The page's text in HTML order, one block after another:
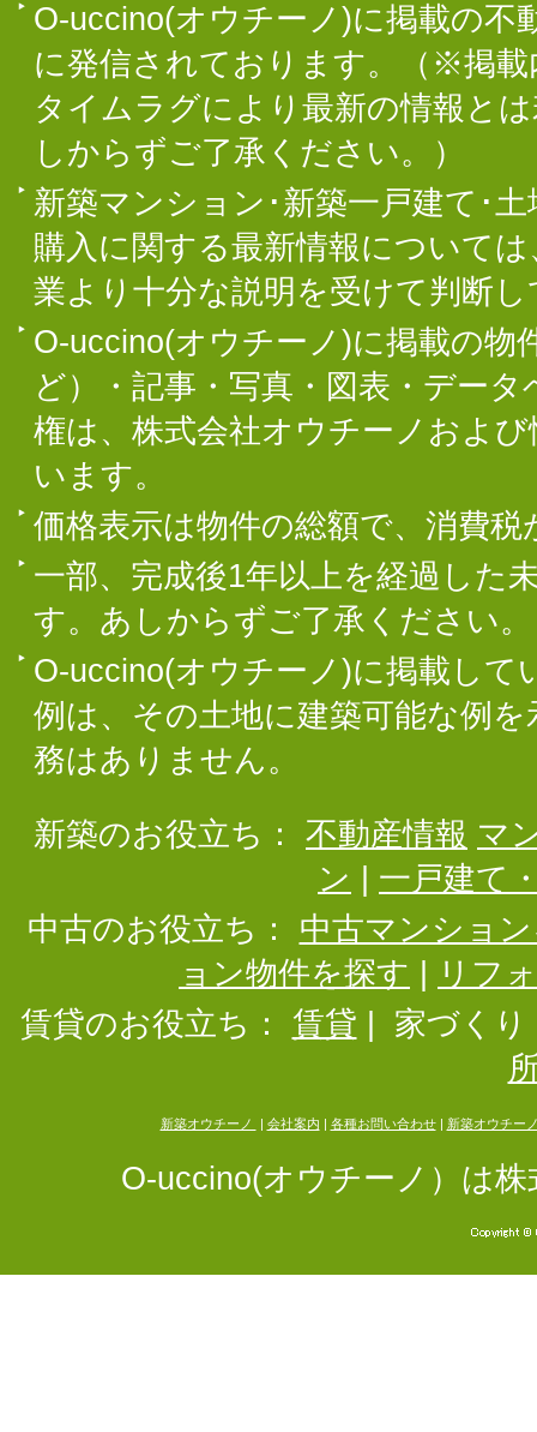
O-uccino(オウチーノ)に掲載の不
に発信されております。（※掲
タイムラグにより最新の情報と
しからずご了承ください。）
新築マンション･新築一戸建て･
購入に関する最新情報について
業より十分な説明を受けて判断
O-uccino(オウチーノ)に掲載の物
ど）・記事・写真・図表・デー
権は、株式会社オウチーノおよ
います。
価格表示は物件の総額で、消費
一部、完成後1年以上を経過した
す。あしからずご了承ください。
O-uccino(オウチーノ)に掲載して
例は、その土地に建築可能な例
務はありません。
新築のお役立ち： 不動産情報 マ
ン
一戸建て
中古のお役立ち：
中古マンショ
ョン物件を探す
リフ
賃貸のお役立ち：
賃貸
家づくり
新築オウチーノ 会社案内 各種お問い合わせ| 新築オウチー
O-uccino(オウチーノ）は